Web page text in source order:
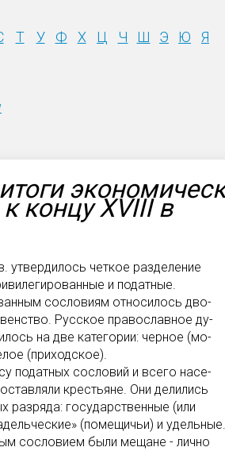
Т У Ф Х Ц Ч Ш Э Ю Я
концу XVIII в
утвердилось четкое разделение
и податные.
сословиям относилось дво-
Русское православное ду-
на две категории: черное (мо-
(приходское).
податных сословий и всего насе-
крестьяне. Они делились
разряда: государственные (или
(помещичьи) и удельные.
сословием были мещане - лично